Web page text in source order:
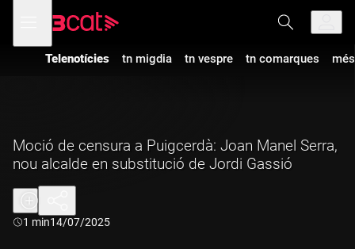
navegació
menú
de
Telenotícies tn migdia tn vespre tn comarques
Moció de censura a Puigcerdà: Joan Manel Serra,
nou alcalde en substitució de Jordi Gassió
Durada:
1 min14/07/2025